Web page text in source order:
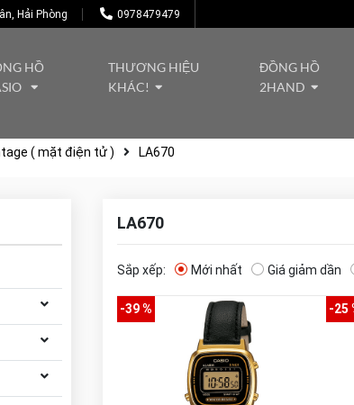
Hải Phòng 0978479479
HỒ
THƯƠNG HIỆU
KHÁC!
ĐỒNG HỒ
2HAND
( mặt điện tử ) LA670
LA670
Sắp xếp: Mới nhất Giá giảm dần
-39 % -25